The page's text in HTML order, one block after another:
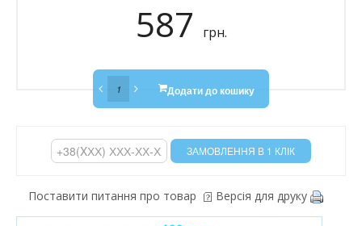
587 грн.
Додати до кошику
Поставити питання про товар Версія для друку